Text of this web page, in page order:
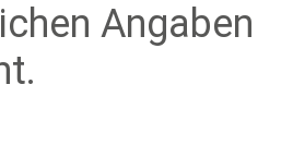
Angaben